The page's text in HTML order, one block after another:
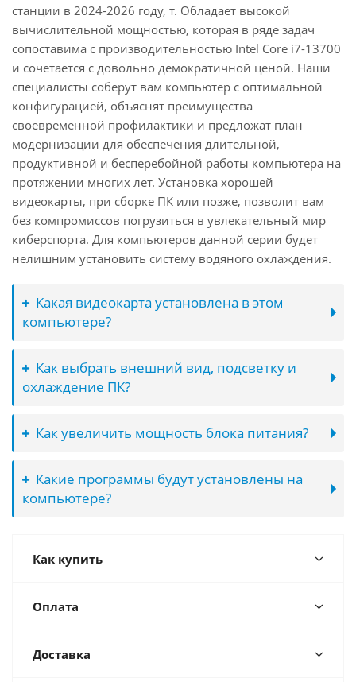
станции в 2024-2026 году, т. Обладает высокой
вычислительной мощностью, которая в ряде задач
сопоставима с производительностью Intel Core i7-13700
и сочетается с довольно демократичной ценой. Наши
специалисты соберут вам компьютер с оптимальной
конфигурацией, объяснят преимущества
своевременной профилактики и предложат план
модернизации для обеспечения длительной,
продуктивной и бесперебойной работы компьютера на
протяжении многих лет. Установка хорошей
видеокарты, при сборке ПК или позже, позволит вам
без компромиссов погрузиться в увлекательный мир
киберспорта. Для компьютеров данной серии будет
нелишним установить систему водяного охлаждения.
Какая видеокарта установлена в этом
компьютере?
Как выбрать внешний вид, подсветку и
охлаждение ПК?
Как увеличить мощность блока питания?
Какие программы будут установлены на
компьютере?
Как купить
Оплата
Доставка